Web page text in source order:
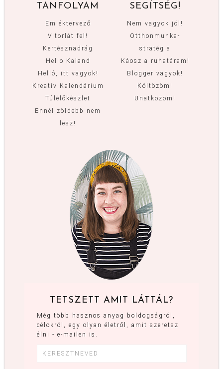
TANFOLYAM
Emléktervező
Vitorlát fel!
Kertésznadrág
Hello Kaland
Helló, itt vagyok!
Kreatív Kalendárium
Túlélőkészlet
Ennél zöldebb nem
lesz!
SEGÍTSÉG!
Nem vagyok jól!
Otthonmunka-
stratégia
Káosz a ruhatáram!
Blogger vagyok!
Költözöm!
Unatkozom!
TETSZETT AMIT LÁTTÁL?
Még több hasznos anyag boldogságról,
célokról, egy olyan életről, amit szeretsz
élni - e-mailen is.